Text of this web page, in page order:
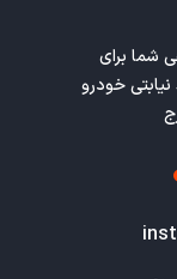
شما برای
خودرو